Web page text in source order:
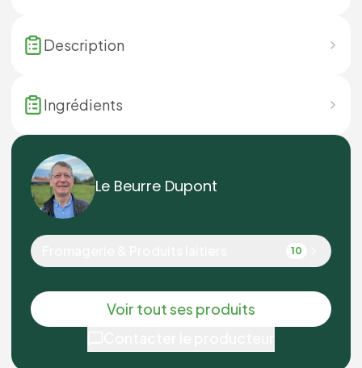
Description
Ingrédients
Le Beurre Dupont
10
Voir tout ses produits